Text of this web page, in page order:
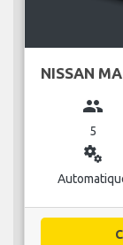
NISSAN
group
5
miscellaneous_services